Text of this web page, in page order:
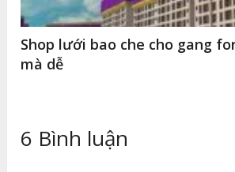
Shop lưới bao che cho gang
mà dễ
6 Bình luận